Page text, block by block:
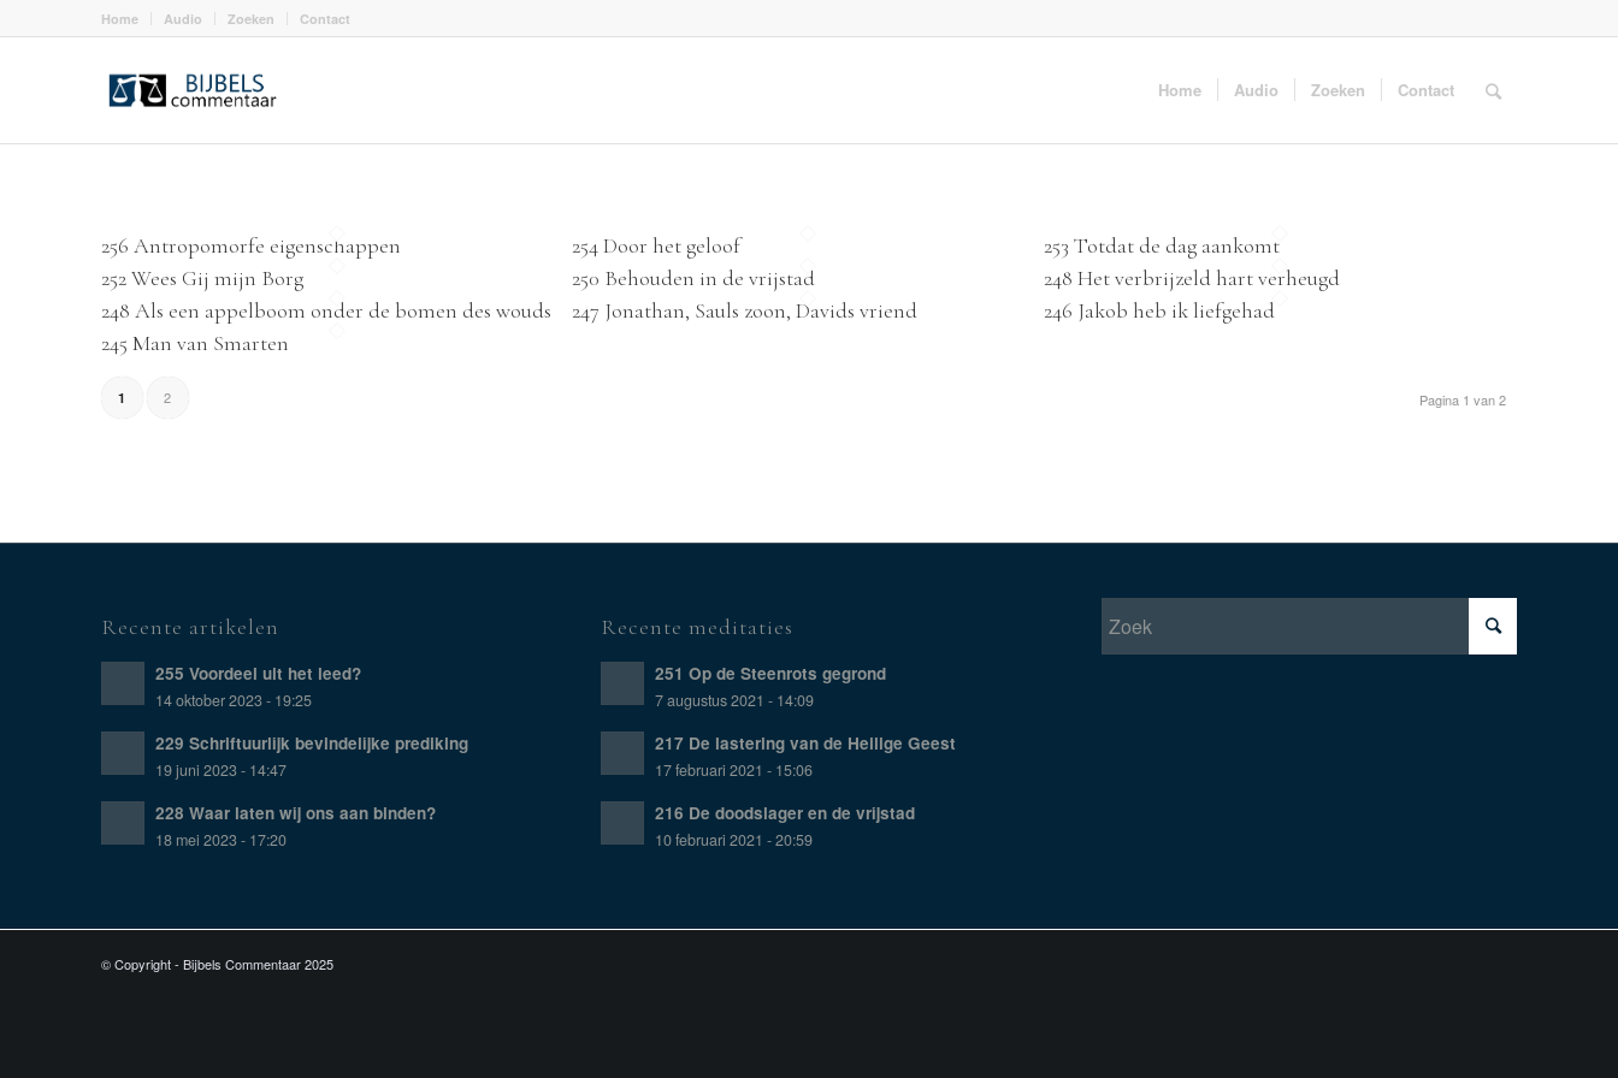
Home Audio Zoeken Contact
Home Audio Zoeken Contact
256 Antropomorfe eigenschappen 254 Door het geloof
253 Totdat de dag aankomt
252 Wees Gij mijn Borg
250 Behouden in de vrijstad
248 Het verbrijzeld hart verheugd
248 Als een appelboom onder de bomen des wouds
247 Jonathan, Sauls zoon, Davids vriend
246 Jakob heb ik liefgehad
245 Man van Smarten
Pagina 1 van 2
1 2
Recente artikelen
255 Voordeel uit het leed?
14 oktober 2023 - 19:25
229 Schriftuurlijk bevindelijke prediking
19 juni 2023 - 14:47
228 Waar laten wij ons aan binden?
18 mei 2023 - 17:20
Recente meditaties
251 Op de Steenrots gegrond
7 augustus 2021 - 14:09
217 De lastering van de Heilige Geest
17 februari 2021 - 15:06
216 De doodslager en de vrijstad
10 februari 2021 - 20:59
© Copyright - Bijbels Commentaar 2025